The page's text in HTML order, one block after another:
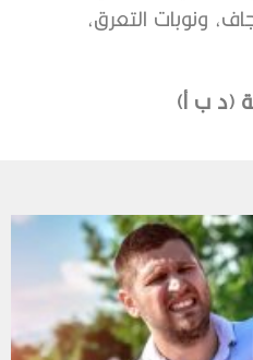
ونوبات التعرق،
(د ب أ)